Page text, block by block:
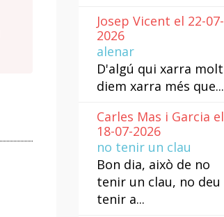
Josep Vicent el 22-07-
2026
alenar
D'algú qui xarra molt
diem xarra més que...
Carles Mas i Garcia el
18-07-2026
no tenir un clau
Bon dia, això de no
tenir un clau, no deu
tenir a...